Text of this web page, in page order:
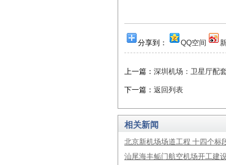
分享到： QQ空间
上一篇： 深圳机场：卫星厅配
下一篇： 返回列表
相关新闻
北京新机场场道工程 十四个标
汕尾海丰鲘门航空机场开工建